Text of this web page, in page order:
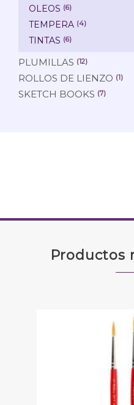
OLEOS (6)
TEMPERA (4)
TINTAS (6)
PLUMILLAS (12)
ROLLOS DE LIENZO (1)
SKETCH BOOKS (7)
Productos